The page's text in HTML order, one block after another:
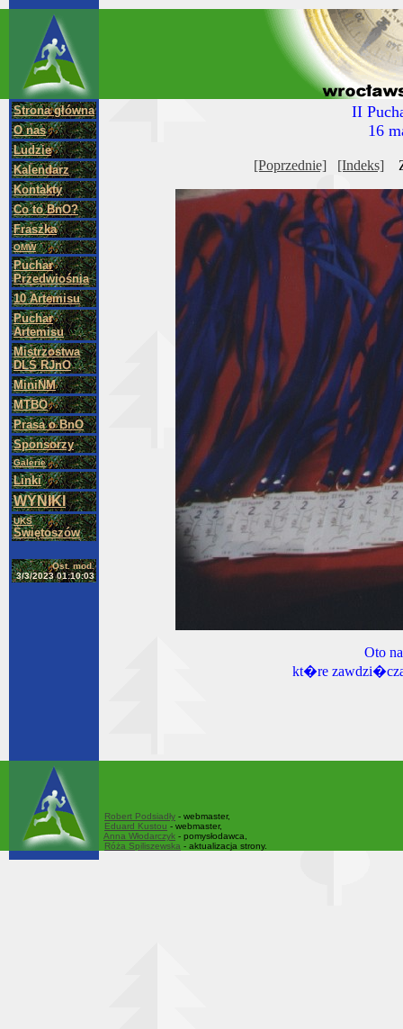
Strona główna
O nas
Ludzie
Kalendarz
Kontakty
Co to BnO?
Fraszka
OMW
Puchar
Przedwiośnia
10 Artemisu
Puchar
Artemisu
Mistrzostwa
DLŚ RJnO
MiniNM
MTBO
Prasa o BnO
Sponsorzy
Galerie
Linki
WYNIKI
UKS
Świętoszów
Ost. mod.
3/3/2023 01:10:03
II
16
[Poprzednie] [Indeks]
Oto
kt�re
Robert Podsiadły - webmaster,
Eduard Kustou - webmaster,
Anna Włodarczyk - pomysłodawca,
Róża Spiliszewska - aktualizacja strony.